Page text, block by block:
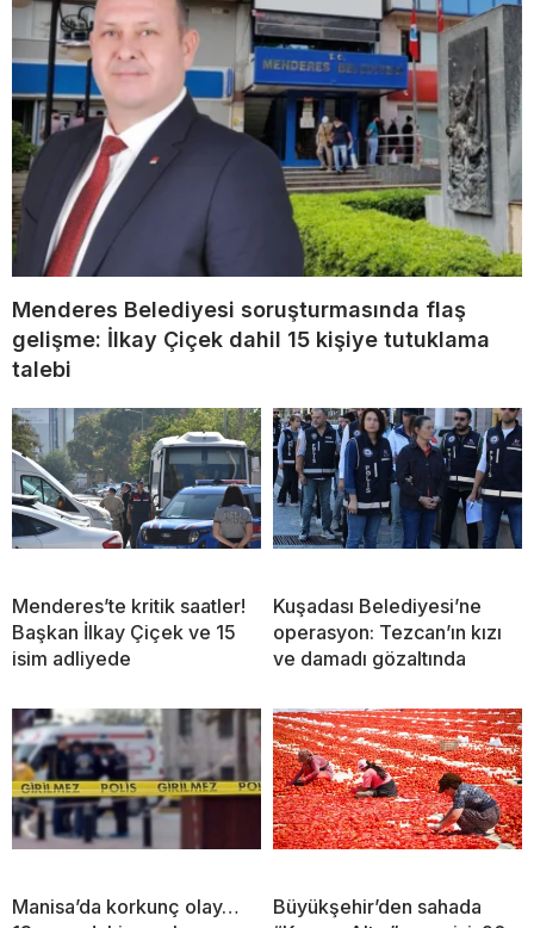
Menderes Belediyesi soruşturmasında flaş
gelişme: İlkay Çiçek dahil 15 kişiye tutuklama
talebi
Menderes’te kritik saatler!
Başkan İlkay Çiçek ve 15
isim adliyede
Kuşadası Belediyesi’ne
operasyon: Tezcan’ın kızı
ve damadı gözaltında
Manisa’da korkunç olay…
Büyükşehir’den sahada